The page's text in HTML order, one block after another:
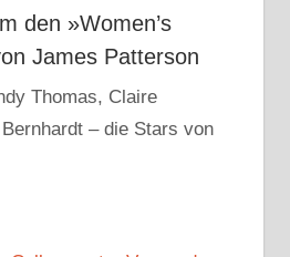
den »Women’s
James Patterson
Thomas, Claire
– die Stars von